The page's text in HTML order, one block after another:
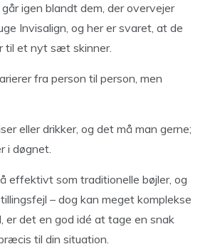
igen blandt dem, der overvejer
Invisalign, og her er svaret, at de
til et nyt sæt skinner.
fra person til person, men
eller drikker, og det må man gerne;
i døgnet.
effektivt som traditionelle bøjler, og
– dog kan meget komplekse
er det en god idé at tage en snak
til din situation.